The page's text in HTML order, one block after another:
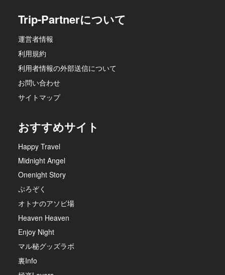
Trip-Partnerについて
運営者情報
利用規約
利用者情報の外部送信について
お問い合わせ
サイトマップ
おすすめサイト
Happy Travel
Midnight Angel
Onenight Story
ぷろぞく
オトナのアソビ場
Heaven Heaven
Enjoy Night
マル秘グッズラボ
裏Info